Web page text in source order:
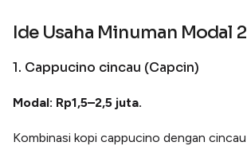
Ide Usaha Minuman Modal
1. Cappucino cincau (Capcin)
Modal: Rp1,5–2,5 juta.
Kombinasi kopi cappucino dengan